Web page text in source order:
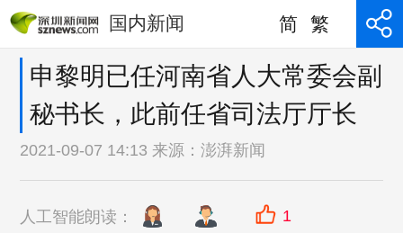
国内新闻 简 繁
申黎明已任河南省人大常委会副
秘书长，此前任省司法厅厅长
2021-09-07 14:13 来源：澎湃新闻
人工智能朗读： 1